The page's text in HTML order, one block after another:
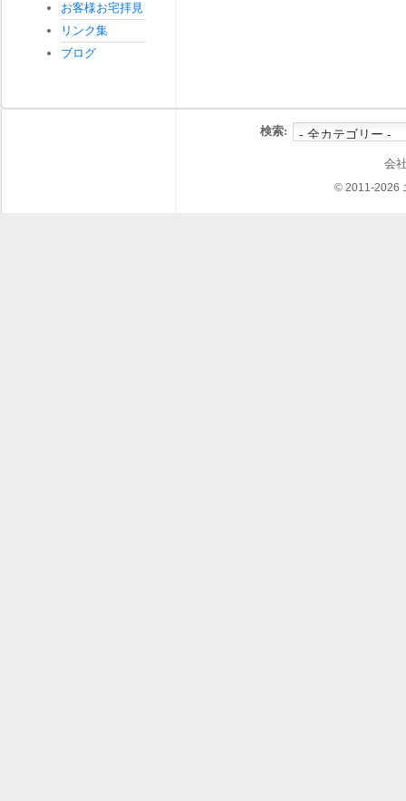
お客様お宅拝見
リンク集
ブログ
検索:
会
© 2011-2026